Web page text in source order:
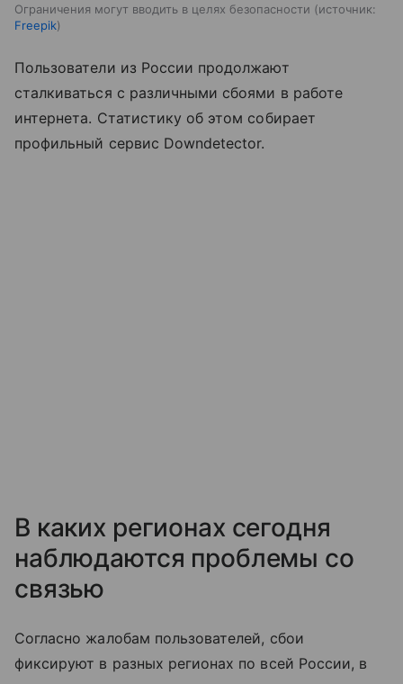
Ограничения могут вводить в целях безопасности
источник:
Freepik
Пользователи из России продолжают
сталкиваться с различными сбоями в работе
интернета. Статистику об этом собирает
профильный сервис Downdetector.
В каких регионах сегодня
наблюдаются проблемы со
связью
Согласно жалобам пользователей, сбои
фиксируют в разных регионах по всей России, в